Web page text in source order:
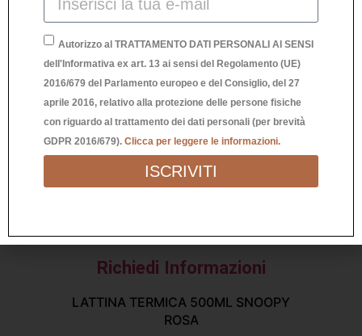
Richiedi Informazioni
LATTINA TERMICA 500ML SNOOPY
ROSA
Autorizzo al TRATTAMENTO DATI PERSONALI AI SENSI
dell'Informativa ex art. 13 ai sensi del Regolamento (UE)
2016/679 del Parlamento europeo e del Consiglio, del 27
aprile 2016, relativo alla protezione delle persone fisiche
con riguardo al trattamento dei dati personali (per brevità
GDPR 2016/679). Clicca per leggere le informazioni.
ISCRIVITI